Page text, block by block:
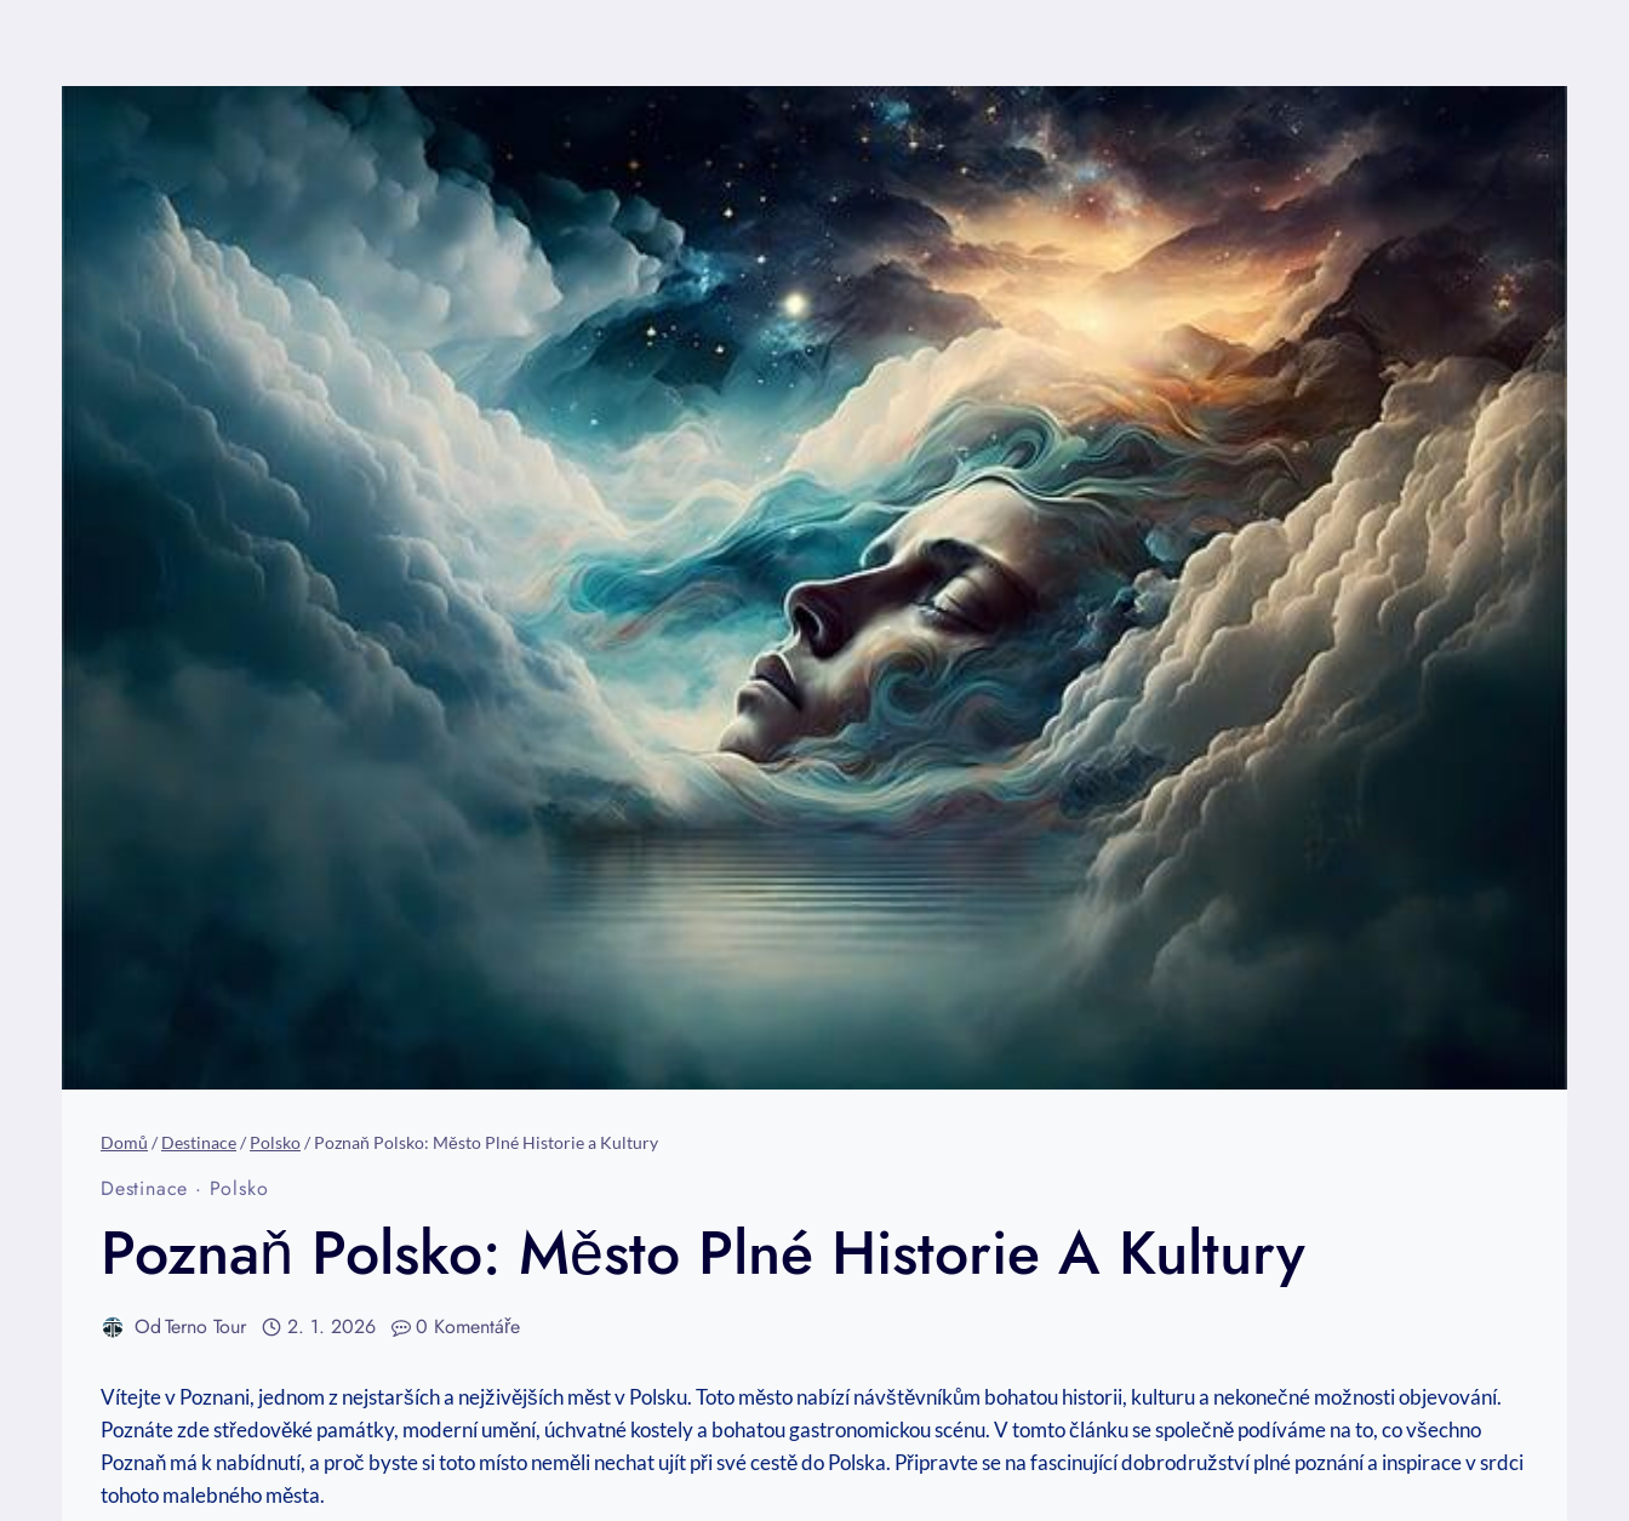
Domů / Destinace/ Polsko/ Poznaň Polsko: Město Plné Historie a Kultury
Destinace · Polsko
Poznaň Polsko: Město Plné Historie A Kultury
OdTerno Tour 2. 1. 2026 0 Komentáře
Vítejte v Poznani, jednom z nejstarších a nejživějších měst v Polsku. ​Toto​ město‌ nabízí⁣ návštěvníkům bohatou historii, kulturu a nekonečné možnosti objevování.
Poznáte‍ zde středověké památky, moderní umění, úchvatné‍ kostely ⁣a ⁤bohatou ⁢gastronomickou scénu. V tomto článku se společně ⁤podíváme na to, co všechno
Poznaň ⁢má k nabídnutí, a proč ‍byste si ⁢toto místo neměli nechat ujít při⁤ své cestě do Polska. Připravte ⁢se na fascinující dobrodružství plné poznání a inspirace⁤ v srdci
tohoto malebného města.